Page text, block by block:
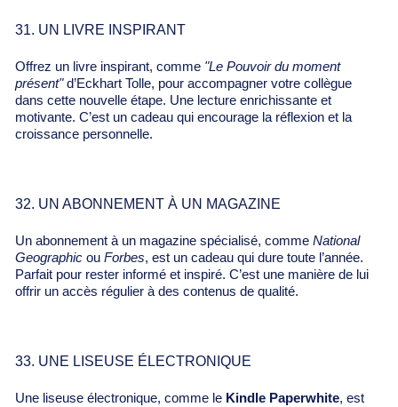
31. UN LIVRE INSPIRANT
Offrez un livre inspirant, comme "Le Pouvoir du moment
présent"d’Eckhart Tolle, pour accompagner votre collègue
dans cette nouvelle étape. Une lecture enrichissante et
motivante. C’est un cadeau qui encourage la réflexion et la
croissance personnelle.
32. UN ABONNEMENT À UN MAGAZINE
Un abonnement à un magazine spécialisé, comme National
Geographic ou Forbes, est un cadeau qui dure toute l’année.
Parfait pour rester informé et inspiré. C’est une manière de lui
offrir un accès régulier à des contenus de qualité.
33. UNE LISEUSE ÉLECTRONIQUE
Une liseuse électronique, comme le Kindle Paperwhite, est